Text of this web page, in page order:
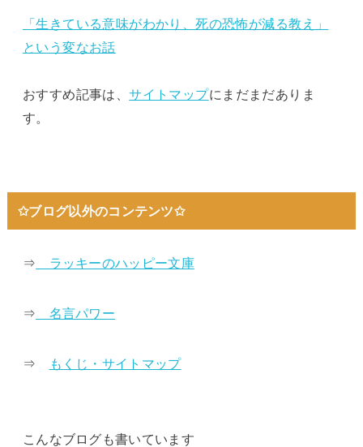
「生きている意味がわかり、死の恐怖が減る教え」
という変なお話
おすすめ記事は、サイトマップにまだまだありま
す。
✩ブログ以外のコンテンツ✩
⇒ ラッキーのハッピー文庫
⇒ 名言パワー
⇒ もくじ・サイトマップ
こんなブログも書いています